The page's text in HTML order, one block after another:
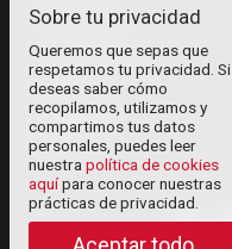
Sobre tu privacidad
Queremos que sepas que
respetamos tu privacidad. Si
deseas saber cómo
recopilamos, utilizamos y
compartimos tus datos
personales, puedes leer
nuestra política de cookies
aquípara conocer nuestras
prácticas de privacidad.
Contáctanos
Información legal
Política de
privacidad
Cookies